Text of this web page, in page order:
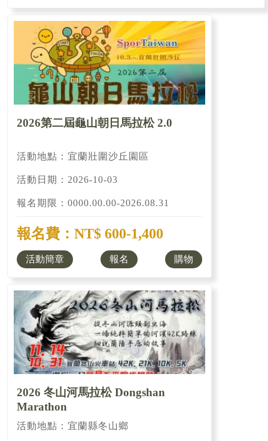
2026第二屆龜山朝日馬拉松 2.0
活動地點：宜蘭壯圍沙丘園區
活動日期：2026-10-03
報名期限：0000.00.00-2026.08.31
報名費：NT$ 600-1,400
活動簡章 報名 購物
2026 冬山河馬拉松 Dongshan
Marathon
活動地點：宜蘭縣冬山鄉